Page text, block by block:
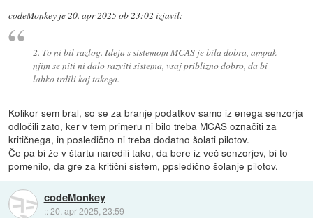
codeMonkey je20. apr 2025 ob 23:02 izjavil:
2. To ni bil razlog. Ideja s sistemom MCAS je bila dobra, ampak
njim se niti ni dalo razviti sistema, vsaj priblizno dobro, da bi
lahko trdili kaj takega.
Kolikor sem bral, so se za branje podatkov samo iz enega senzorja
odločili zato, ker v tem primeru ni bilo treba MCAS označiti za
kritičnega, in posledično ni treba dodatno šolati pilotov.
Če pa bi že v štartu naredili tako, da bere iz več senzorjev, bi to
pomenilo, da gre za kritični sistem, ppsledično šolanje pilotov.
codeMonkey
::20. apr 2025, 23:59